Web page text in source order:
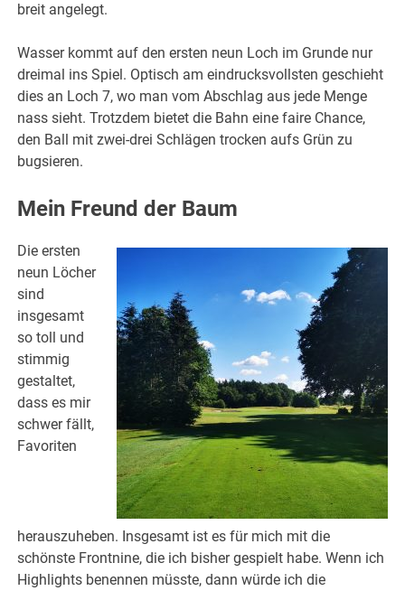
breit angelegt.
Wasser kommt auf den ersten neun Loch im Grunde nur
dreimal ins Spiel. Optisch am eindrucksvollsten geschieht
dies an Loch 7, wo man vom Abschlag aus jede Menge
nass sieht. Trotzdem bietet die Bahn eine faire Chance,
den Ball mit zwei-drei Schlägen trocken aufs Grün zu
bugsieren.
Mein Freund der Baum
Die ersten
neun Löcher
sind
insgesamt
so toll und
stimmig
gestaltet,
dass es mir
schwer fällt,
Favoriten
herauszuheben. Insgesamt ist es für mich mit die
schönste Frontnine, die ich bisher gespielt habe. Wenn ich
Highlights benennen müsste, dann würde ich die